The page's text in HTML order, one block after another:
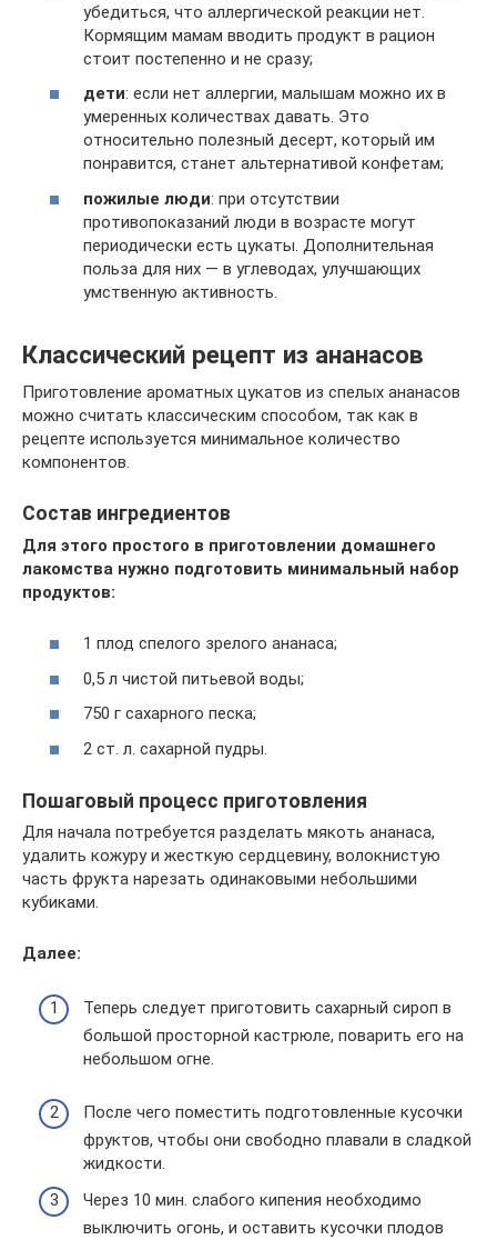
убедиться, что аллергической реакции нет.
Кормящим мамам вводить продукт в рацион
стоит постепенно и не сразу;
дети: если нет аллергии, малышам можно их в
умеренных количествах давать. Это
относительно полезный десерт, который им
понравится, станет альтернативой конфетам;
пожилые люди: при отсутствии
противопоказаний люди в возрасте могут
периодически есть цукаты. Дополнительная
польза для них — в углеводах, улучшающих
умственную активность.
Классический рецепт из ананасов
Приготовление ароматных цукатов из спелых ананасов
можно считать классическим способом, так как в
рецепте используется минимальное количество
компонентов.
Состав ингредиентов
Для этого простого в приготовлении домашнего
лакомства нужно подготовить минимальный набор
продуктов:
1 плод спелого зрелого ананаса;
0,5 л чистой питьевой воды;
750 г сахарного песка;
2 ст. л. сахарной пудры.
Пошаговый процесс приготовления
Для начала потребуется разделать мякоть ананаса,
удалить кожуру и жесткую сердцевину, волокнистую
часть фрукта нарезать одинаковыми небольшими
кубиками.
Далее:
Теперь следует приготовить сахарный сироп в
большой просторной кастрюле, поварить его на
небольшом огне.
После чего поместить подготовленные кусочки
фруктов, чтобы они свободно плавали в сладкой
жидкости.
Через 10 мин. слабого кипения необходимо
выключить огонь, и оставить кусочки плодов